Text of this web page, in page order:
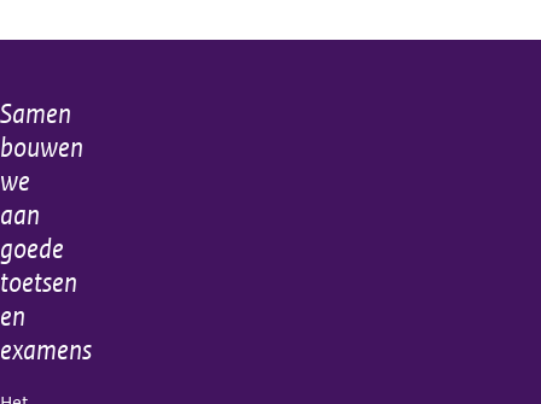
Algemene
informatie
Samen
bouwen
we
aan
goede
toetsen
en
examens